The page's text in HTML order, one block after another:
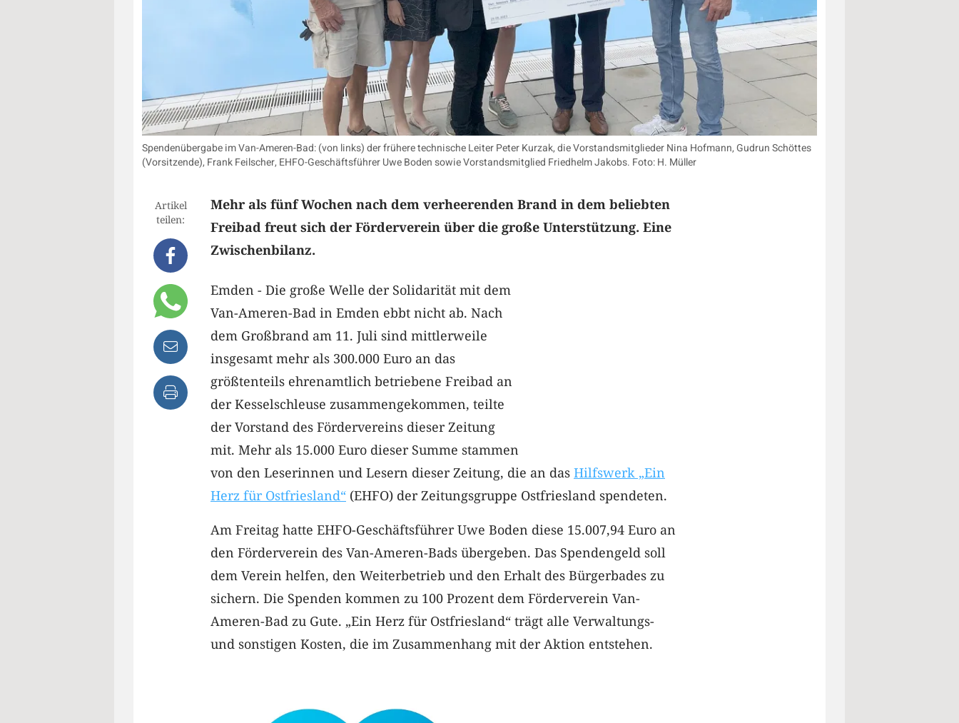
Spendenübergabe im Van-Ameren-Bad: (von links) der frühere technische Leiter Peter Kurzak, die Vorstandsmitglieder Nina Hofmann, Gudrun Schöttes
(Vorsitzende), Frank Feilscher, EHFO-Geschäftsführer Uwe Boden sowie Vorstandsmitglied Friedhelm Jakobs. Foto: H. Müller
Artikel
teilen:
Mehr als fünf Wochen nach dem verheerenden Brand in dem beliebten
Freibad freut sich der Förderverein über die große Unterstützung. Eine
Zwischenbilanz.
Emden - Die große Welle der Solidarität mit dem
Van-Ameren-Bad in Emden ebbt nicht ab. Nach
dem Großbrand am 11. Juli sind mittlerweile
insgesamt mehr als 300.000 Euro an das
größtenteils ehrenamtlich betriebene Freibad an
der Kesselschleuse zusammengekommen, teilte
der Vorstand des Fördervereins dieser Zeitung
mit. Mehr als 15.000 Euro dieser Summe stammen
von den Leserinnen und Lesern dieser Zeitung, die an das Hilfswerk „Ein
Herz für Ostfriesland“ (EHFO) der Zeitungsgruppe Ostfriesland spendeten.
Am Freitag hatte EHFO-Geschäftsführer Uwe Boden diese 15.007,94 Euro an
den Förderverein des Van-Ameren-Bads übergeben. Das Spendengeld soll
dem Verein helfen, den Weiterbetrieb und den Erhalt des Bürgerbades zu
sichern. Die Spenden kommen zu 100 Prozent dem Förderverein Van-
Ameren-Bad zu Gute. „Ein Herz für Ostfriesland“ trägt alle Verwaltungs-
und sonstigen Kosten, die im Zusammenhang mit der Aktion entstehen.